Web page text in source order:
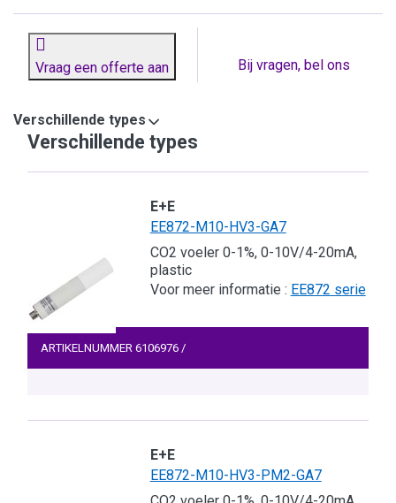
Vraag een offerte aan Bij vragen, bel ons
Verschillende types
Verschillende types
E+E
EE872-M10-HV3-GA7
CO2 voeler 0-1%, 0-10V/4-20mA,
plastic
Voor meer informatie : EE872 serie
ARTIKELNUMMER 6106976 /
E+E
EE872-M10-HV3-PM2-GA7